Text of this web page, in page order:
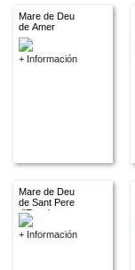
Mare de Deu
de Amer
+ Información
Mare de Deu
de Sant Pere
d'Espuig
+ Información